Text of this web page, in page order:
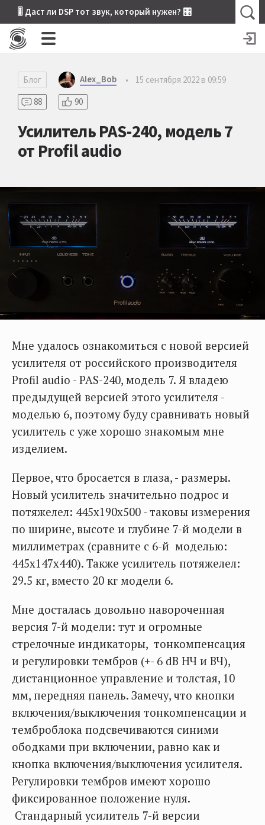
🎚 Даст ли DSP тот звук, который нужен? 🎛
Блог Alex_Bob •
15 сентября 2022 в 09:59
88
90
Усилитель PAS-240, модель 7
от Profil audio
Мне удалось ознакомиться с новой версией
усилителя от российского производителя
Profil audio - PAS-240, модель 7. Я владею
предыдущей версией этого усилителя -
моделью 6, поэтому буду сравнивать новый
усилитель с уже хорошо знакомым мне
изделием.
Первое, что бросается в глаза, - размеры.
Новый усилитель значительно подрос и
потяжелел: 445х190х500 - таковы измерения
по ширине, высоте и глубине 7-й модели в
миллиметрах (сравните с 6-й моделью:
445х147х440). Также усилитель потяжелел:
29.5 кг, вместо 20 кг модели 6.
Мне досталась довольно навороченная
версия 7-й модели: тут и огромные
стрелочные индикаторы, тонкомпенсация
и регулировки тембров (+- 6 dB НЧ и ВЧ),
дистанционное управление и толстая, 10
мм, передняя панель. Замечу, что кнопки
включения/выключения тонкомпенсации и
темброблока подсвечиваются синими
ободками при включении, равно как и
кнопка включения/выключения усилителя.
Регулировки тембров имеют хорошо
фиксированное положение нуля.
Стандарный усилитель 7-й версии